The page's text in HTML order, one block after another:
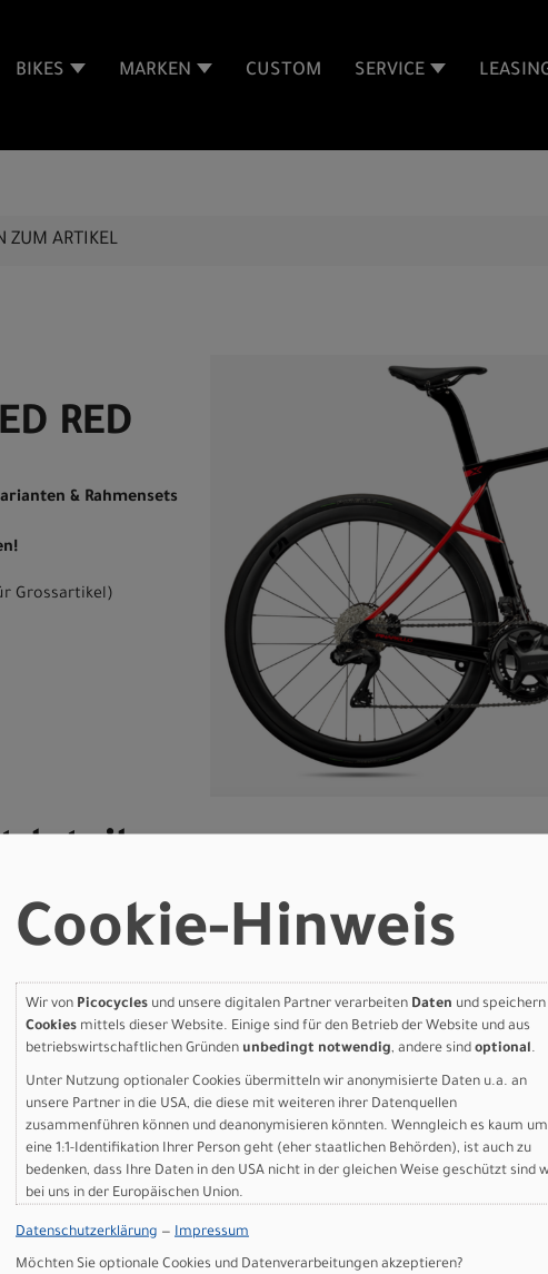
BIKES MARKEN CUSTOM SERVICE
ZUM ARTIKEL
RED
& Rahmensets
Grossartikel)
Ausstattungsvarianten & Rahmensets auf Anfrage
40*
622 black 60 tpi Nylon breaker
Ultra Light
Seatpost
Cookie-Hinweis
Wir von Picocycles und unsere digitalen Partner verarbeiten Daten und speichern
Cookies mittels dieser Website. Einige sind für den Betrieb der Website und aus
betriebswirtschaftlichen Gründen unbedingt notwendig, andere sind optional.
Unter Nutzung optionaler Cookies übermitteln wir anonymisierte Daten u.a. an
unsere Partner in die USA, die diese mit weiteren ihrer Datenquellen
zusammenführen können und deanonymisieren könnten. Wenngleich es kaum um
eine 1:1-Identifikation Ihrer Person geht (eher staatlichen Behörden), ist auch zu
bedenken, dass Ihre Daten in den USA nicht in der gleichen Weise geschützt sind
bei uns in der Europäischen Union.
Datenschutzerklärung — Impressum
Möchten Sie optionale Cookies und Datenverarbeitungen akzeptieren?